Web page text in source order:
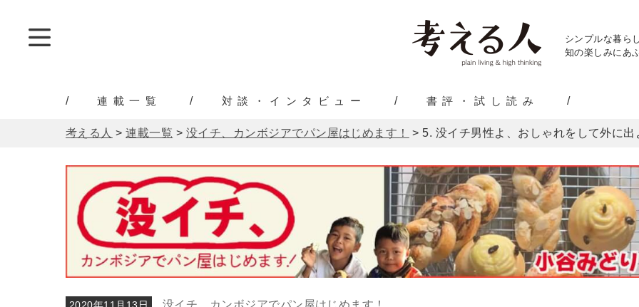
シンプルな暮ら
知の楽しみにあ
連載一覧 対談・インタビュー 書評・試し読み
考える人 >連載一覧 > 没イチ、カンボジアでパン屋はじめます！ >5. 没イチ男性よ、おしゃれをして外に出
2020年11月13日 没イチ、カンボジアでパン屋はじめます！